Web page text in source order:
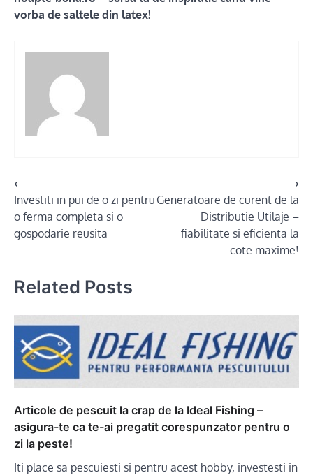
vorba de saltele din latex!
Post
navigation
⟵
Investiti in pui de o zi pentru
o ferma completa si o
gospodarie reusita
Generatoare de curent de la
Distributie Utilaje –
fiabilitate si eficienta la
cote maxime!
⟶
Related Posts
Articole de pescuit la crap de la Ideal Fishing –
asigura-te ca te-ai pregatit corespunzator pentru o
zi la peste!
Iti place sa pescuiesti si pentru acest hobby, investesti in